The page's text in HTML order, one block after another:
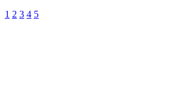
1 2 3 4 5